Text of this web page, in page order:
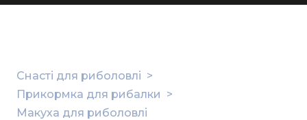
Снасті для риболовлі
Прикормка для рибалки
Макуха для риболовлі